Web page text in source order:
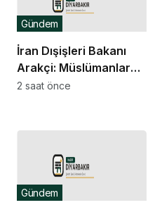
İran Dışişleri Bakanı
Arakçi: Müslümanlar
birlikte durduğunda
Gündem
2 saat önce
Gündem